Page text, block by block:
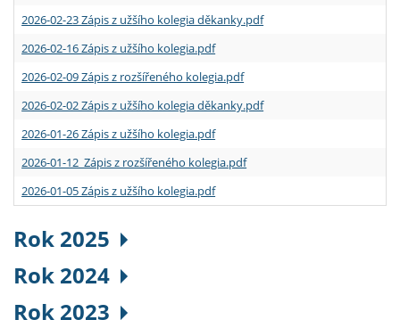
2026-02-23 Zápis z užšího kolegia děkanky.pdf
2026-02-16 Zápis z užšího kolegia.pdf
2026-02-09 Zápis z rozšířeného kolegia.pdf
2026-02-02 Zápis z užšího kolegia děkanky.pdf
2026-01-26 Zápis z užšího kolegia.pdf
2026-01-12 Zápis z rozšířeného kolegia.pdf
2026-01-05 Zápis z užšího kolegia.pdf
Rok 2025
Rok 2024
Rok 2023